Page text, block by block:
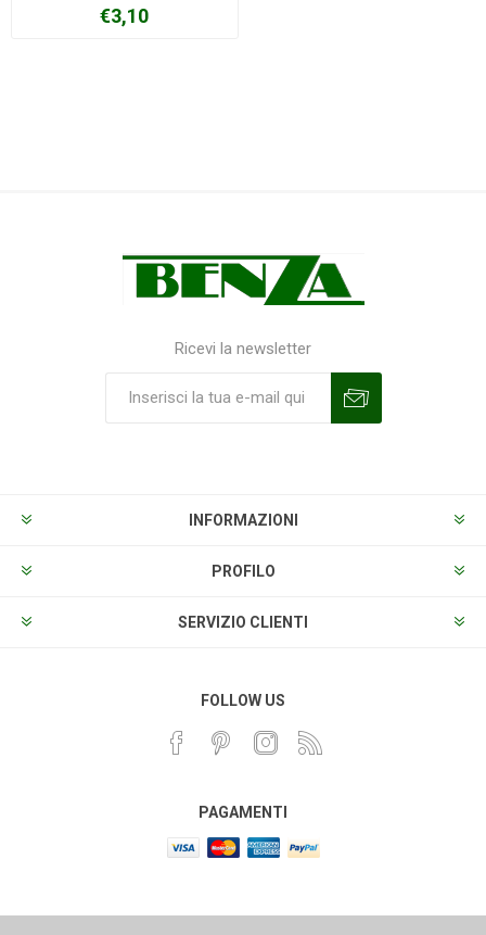
€3,10
Ricevi la newsletter
INFORMAZIONI
PROFILO
SERVIZIO CLIENTI
FOLLOW US
PAGAMENTI